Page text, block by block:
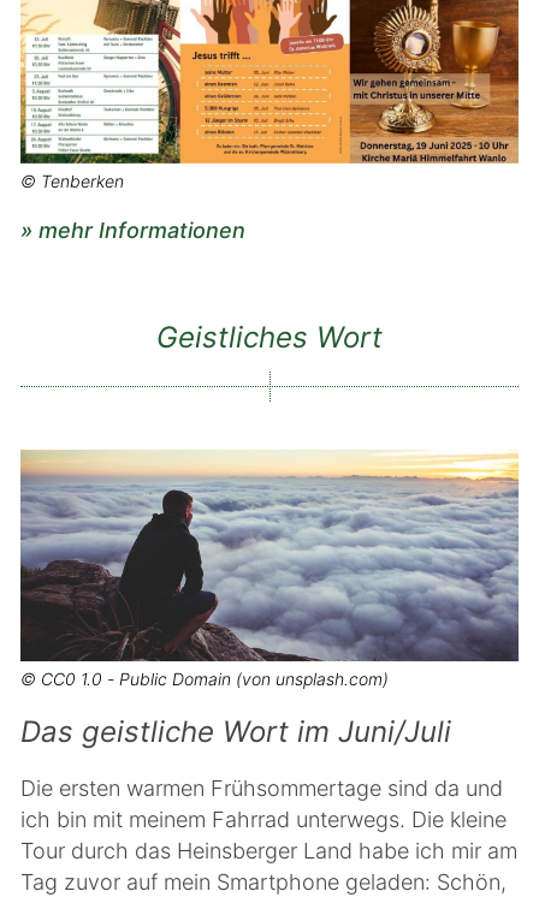
© Tenberken
» mehr Informationen
Geistliches Wort
© CC0 1.0 - Public Domain (von unsplash.com)
Das geistliche Wort im Juni/Juli
Die ersten warmen Frühsommertage sind da und
ich bin mit meinem Fahrrad unterwegs. Die kleine
Tour durch das Heinsberger Land habe ich mir am
Tag zuvor auf mein Smartphone geladen: Schön,